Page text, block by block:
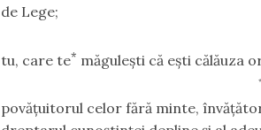
de Lege;
tu, care te* măguleşti că eşti călăuza
*
povăţuitorul celor fără minte,